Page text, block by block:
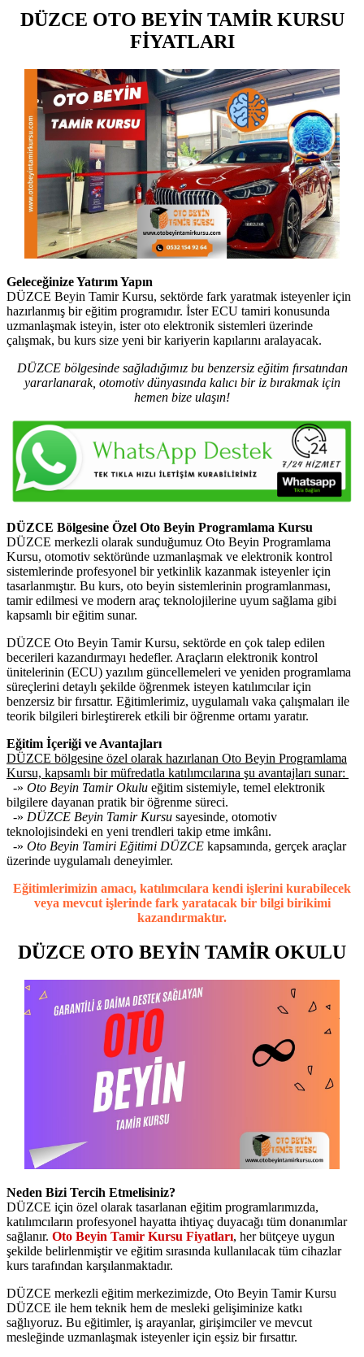
DÜZCE OTO BEYİN TAMİR KURSU
FİYATLARI
Geleceğinize Yatırım Yapın
DÜZCE Beyin Tamir Kursu, sektörde fark yaratmak isteyenler için
hazırlanmış bir eğitim programıdır. İster ECU tamiri konusunda
uzmanlaşmak isteyin, ister oto elektronik sistemleri üzerinde
çalışmak, bu kurs size yeni bir kariyerin kapılarını aralayacak.
DÜZCE bölgesinde sağladığımız bu benzersiz eğitim fırsatından
yararlanarak, otomotiv dünyasında kalıcı bir iz bırakmak için
hemen bize ulaşın!
DÜZCE Bölgesine Özel Oto Beyin Programlama Kursu
DÜZCE merkezli olarak sunduğumuz Oto Beyin Programlama
Kursu, otomotiv sektöründe uzmanlaşmak ve elektronik kontrol
sistemlerinde profesyonel bir yetkinlik kazanmak isteyenler için
tasarlanmıştır. Bu kurs, oto beyin sistemlerinin programlanması,
tamir edilmesi ve modern araç teknolojilerine uyum sağlama gibi
kapsamlı bir eğitim sunar.
DÜZCE Oto Beyin Tamir Kursu, sektörde en çok talep edilen
becerileri kazandırmayı hedefler. Araçların elektronik kontrol
ünitelerinin (ECU) yazılım güncellemeleri ve yeniden programlama
süreçlerini detaylı şekilde öğrenmek isteyen katılımcılar için
benzersiz bir fırsattır. Eğitimlerimiz, uygulamalı vaka çalışmaları ile
teorik bilgileri birleştirerek etkili bir öğrenme ortamı yaratır.
Eğitim İçeriği ve Avantajları
DÜZCE bölgesine özel olarak hazırlanan Oto Beyin Programlama
Kursu, kapsamlı bir müfredatla katılımcılarına şu avantajları sunar:
-» Oto Beyin Tamir Okulu eğitim sistemiyle, temel elektronik
bilgilere dayanan pratik bir öğrenme süreci.
-» DÜZCE Beyin Tamir Kursu sayesinde, otomotiv
teknolojisindeki en yeni trendleri takip etme imkânı.
-» Oto Beyin Tamiri Eğitimi DÜZCE kapsamında, gerçek araçlar
üzerinde uygulamalı deneyimler.
Eğitimlerimizin amacı, katılımcılara kendi işlerini kurabilecek
veya mevcut işlerinde fark yaratacak bir bilgi birikimi
kazandırmaktır.
DÜZCE OTO BEYİN TAMİR OKULU
Neden Bizi Tercih Etmelisiniz?
DÜZCE için özel olarak tasarlanan eğitim programlarımızda,
katılımcıların profesyonel hayatta ihtiyaç duyacağı tüm donanımlar
sağlanır. Oto Beyin Tamir Kursu Fiyatları, her bütçeye uygun
şekilde belirlenmiştir ve eğitim sırasında kullanılacak tüm cihazlar
kurs tarafından karşılanmaktadır.
DÜZCE merkezli eğitim merkezimizde, Oto Beyin Tamir Kursu
DÜZCE ile hem teknik hem de mesleki gelişiminize katkı
sağlıyoruz. Bu eğitimler, iş arayanlar, girişimciler ve mevcut
mesleğinde uzmanlaşmak isteyenler için eşsiz bir fırsattır.